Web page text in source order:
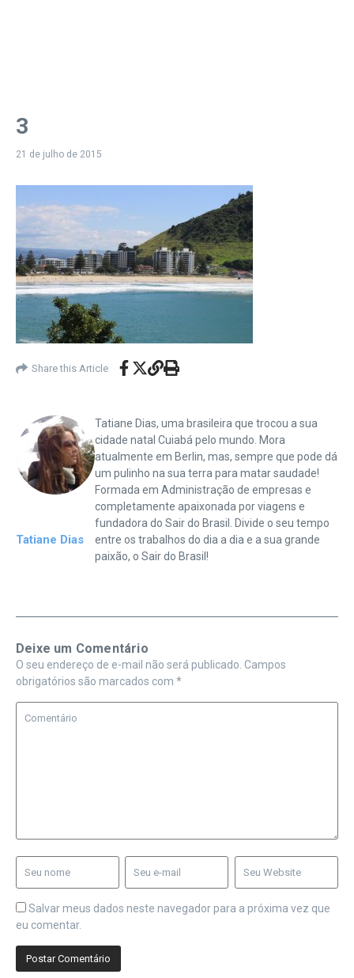
3
21 de julho de 2015
Share this Article
Tatiane Dias
Tatiane Dias, uma brasileira que trocou a sua
cidade natal Cuiabá pelo mundo. Mora
atualmente em Berlin, mas, sempre que pode dá
um pulinho na sua terra para matar saudade!
Formada em Administração de empresas e
completamente apaixonada por viagens e
fundadora do Sair do Brasil. Divide o seu tempo
entre os trabalhos do dia a dia e a sua grande
paixão, o Sair do Brasil!
Deixe um Comentário
O seu endereço de e-mail não será publicado. Campos
obrigatórios são marcados com *
Salvar meus dados neste navegador para a próxima vez que
eu comentar.